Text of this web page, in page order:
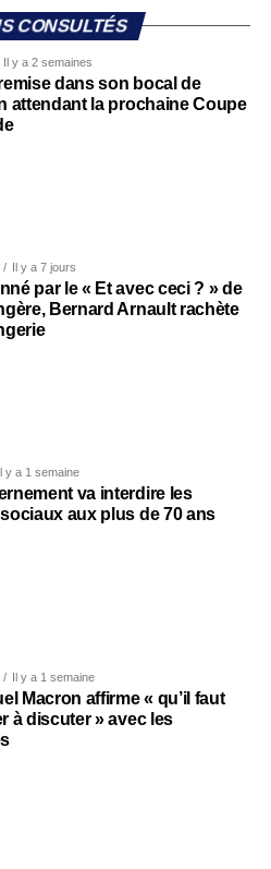
CONSULTÉS
Il y a 2 semaines
dans son bocal de
attendant la prochaine Coupe
Il y a 7 jours
par le « Et avec ceci ? » de
Bernard Arnault rachète
y a 1 semaine
va interdire les
aux plus de 70 ans
Il y a 1 semaine
Macron affirme « qu’il faut
à discuter » avec les